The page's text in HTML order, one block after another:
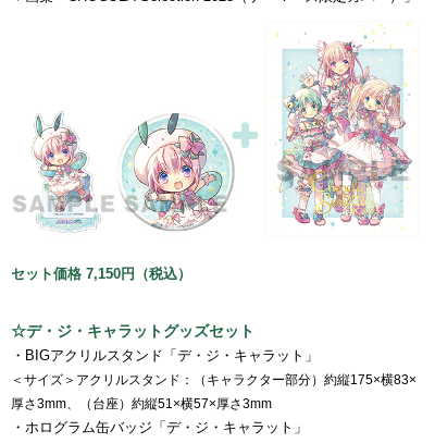
セット価格 7,150円（税込）
☆デ・ジ・キャラットグッズセット
・BIGアクリルスタンド「デ・ジ・キャラット」
＜サイズ＞アクリルスタンド：（キャラクター部分）約縦175×横83×
厚さ3mm、（台座）約縦51×横57×厚さ3mm
・ホログラム缶バッジ「デ・ジ・キャラット」